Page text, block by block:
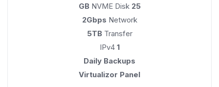
25 GB
NVME Disk
2Gbps Network
5TBTransfer
1
IPv4
Daily Backups
Virtualizor Panel